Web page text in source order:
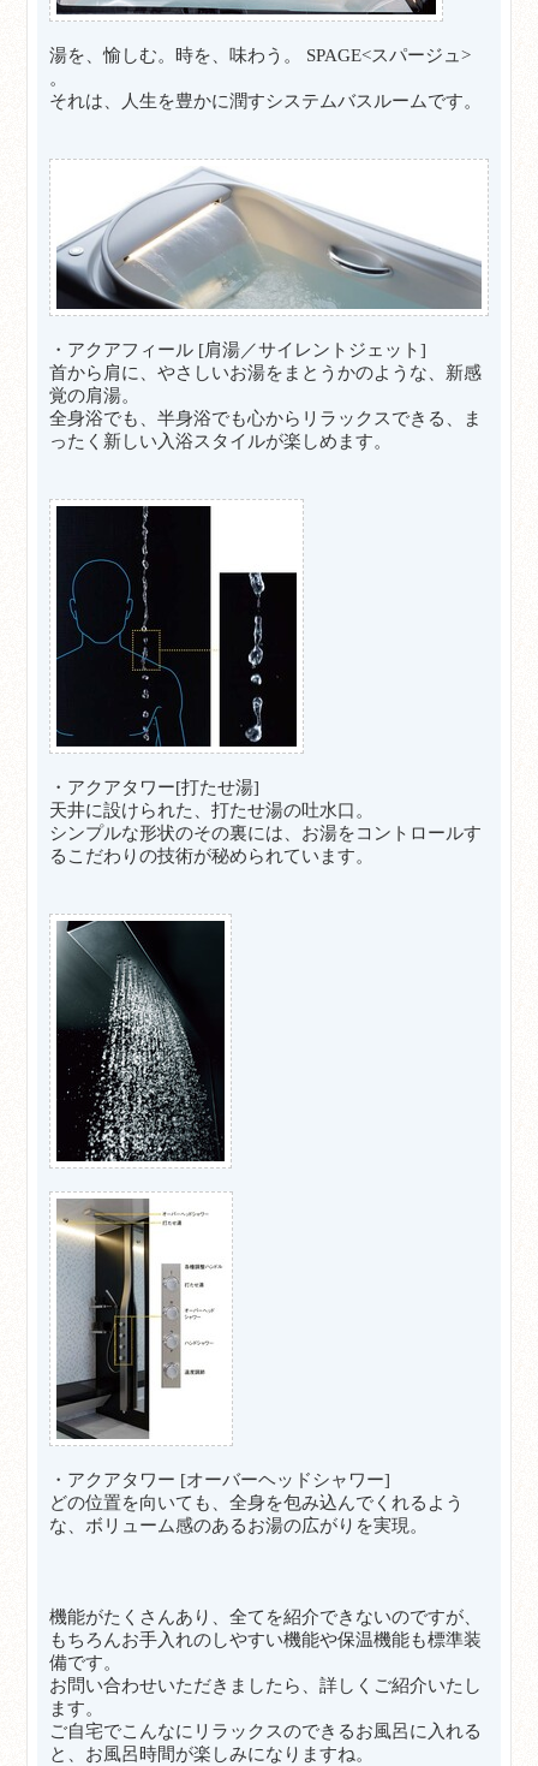
湯を、愉しむ。時を、味わう。 SPAGE<スパージュ>
。
それは、人生を豊かに潤すシステムバスルームです。
・アクアフィール [肩湯／サイレントジェット]
首から肩に、やさしいお湯をまとうかのような、新感
覚の肩湯。
全身浴でも、半身浴でも心からリラックスできる、ま
ったく新しい入浴スタイルが楽しめます。
・アクアタワー[打たせ湯]
天井に設けられた、打たせ湯の吐水口。
シンプルな形状のその裏には、お湯をコントロールす
るこだわりの技術が秘められています。
・アクアタワー [オーバーヘッドシャワー]
どの位置を向いても、全身を包み込んでくれるよう
な、ボリューム感のあるお湯の広がりを実現。
機能がたくさんあり、全てを紹介できないのですが、
もちろんお手入れのしやすい機能や保温機能も標準装
備です。
お問い合わせいただきましたら、詳しくご紹介いたし
ます。
ご自宅でこんなにリラックスのできるお風呂に入れる
と、お風呂時間が楽しみになりますね。